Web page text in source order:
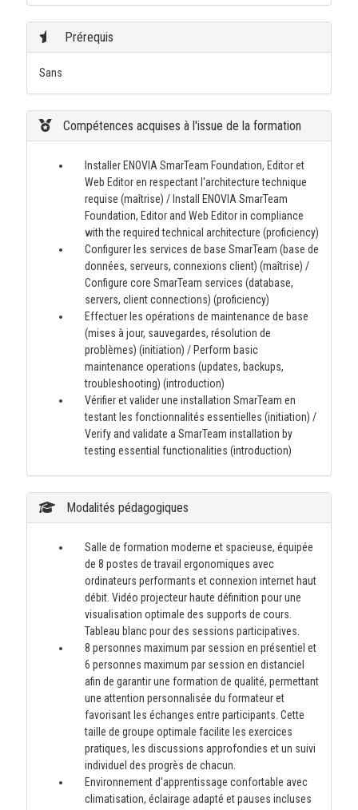
Prérequis
Sans
Compétences acquises à l'issue de la formation
Installer ENOVIA SmarTeam Foundation, Editor et
Web Editor en respectant l'architecture technique
requise (maîtrise) / Install ENOVIA SmarTeam
Foundation, Editor and Web Editor in compliance
with the required technical architecture (proficiency)
Configurer les services de base SmarTeam (base de
données, serveurs, connexions client) (maîtrise) /
Configure core SmarTeam services (database,
servers, client connections) (proficiency)
Effectuer les opérations de maintenance de base
(mises à jour, sauvegardes, résolution de
problèmes) (initiation) / Perform basic
maintenance operations (updates, backups,
troubleshooting) (introduction)
Vérifier et valider une installation SmarTeam en
testant les fonctionnalités essentielles (initiation) /
Verify and validate a SmarTeam installation by
testing essential functionalities (introduction)
Modalités pédagogiques
Salle de formation moderne et spacieuse, équipée
de 8 postes de travail ergonomiques avec
ordinateurs performants et connexion internet haut
débit. Vidéo projecteur haute définition pour une
visualisation optimale des supports de cours.
Tableau blanc pour des sessions participatives.
8 personnes maximum par session en présentiel et
6 personnes maximum par session en distanciel
afin de garantir une formation de qualité, permettant
une attention personnalisée du formateur et
favorisant les échanges entre participants. Cette
taille de groupe optimale facilite les exercices
pratiques, les discussions approfondies et un suivi
individuel des progrès de chacun.
Environnement d'apprentissage confortable avec
climatisation, éclairage adapté et pauses incluses